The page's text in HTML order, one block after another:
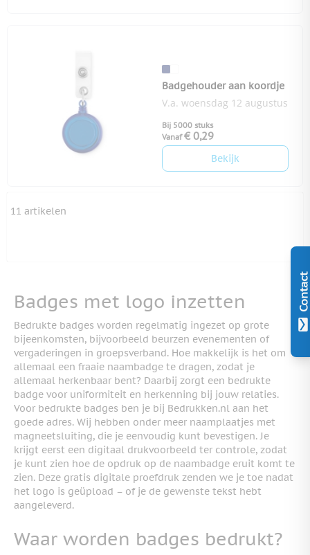
Contact
Badgehouder aan koordje
V.a. woensdag 12 augustus
Bij 5000 stuks
Vanaf € 0,29
Bekijk
11 artikelen
Badges met logo inzetten
Bedrukte badges worden regelmatig ingezet op grote
bijeenkomsten, bijvoorbeeld beurzen evenementen of
vergaderingen in groepsverband. Hoe makkelijk is het om
allemaal een fraaie naambadge te dragen, zodat je
allemaal herkenbaar bent? Daarbij zorgt een bedrukte
badge voor uniformiteit en herkenning bij jouw relaties.
Voor bedrukte badges ben je bij Bedrukken.nl aan het
goede adres. Wij hebben onder meer naamplaatjes met
magneetsluiting, die je eenvoudig kunt bevestigen. Je
krijgt eerst een digitaal drukvoorbeeld ter controle, zodat
je kunt zien hoe de opdruk op de naambadge eruit komt te
zien. Deze gratis digitale proefdruk zenden we je toe nadat
het logo is geüpload – of je de gewenste tekst hebt
aangeleverd.
Waar worden badges bedrukt?